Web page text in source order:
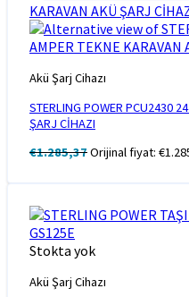
Akü Şarj Cihazı
STERLING POWER PCU2430
ŞARJ CİHAZI
€1.285,37Orijinal fiyat:
Stokta yok
Akü Şarj Cihazı